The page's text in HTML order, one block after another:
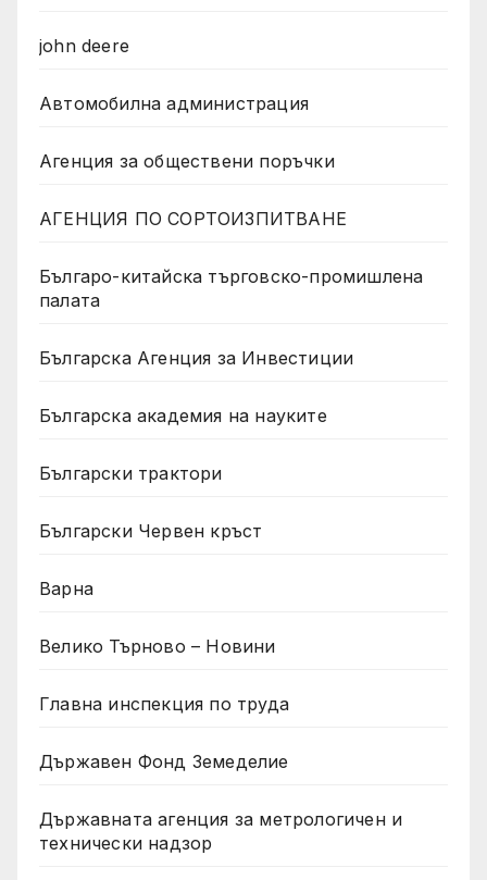
john deere
Автомобилна администрация
Агенция за обществени поръчки
АГЕНЦИЯ ПО СОРТОИЗПИТВАНЕ
Българо-китайска търговско-промишлена
палата
Българска Агенция за Инвестиции
Българска академия на науките
Български трактори
Български Червен кръст
Варна
Велико Търново – Новини
Главна инспекция по труда
Държавен Фонд Земеделие
Държавната агенция за метрологичен и
технически надзор